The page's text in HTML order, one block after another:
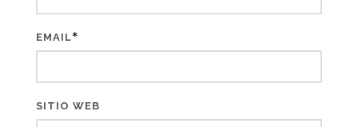
EMAIL*
SITIO WEB